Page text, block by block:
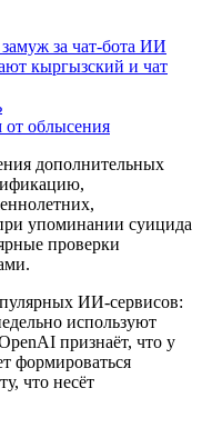
за чат-бота ИИ
кыргызский и чат
от облысения
дополнительных
упоминании суицида
проверки
ИИ-сервисов:
используют
признаёт, что у
формироваться
что несёт